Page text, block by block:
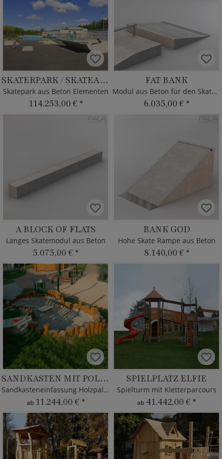
SKATERPARK / SKATEANLAGE
Skatepark aus Beton Elementen
114.253,00 € *
FAT BANK
Modul aus Beton für den Skatepark
6.035,00 € *
A BLOCK OF FLATS
Langes Skatemodul aus Beton
5.075,00 € *
BANK GOD
Hohe Skate Rampe aus Beton
8.140,00 € *
SANDKASTEN MIT POLLERN
Sandkasteneinfassung Holzpalisaden
ab 11.244,00 € *
SPIELPLATZ ELFIE
Spielturm mit Kletterparcours
ab 41.442,00 € *